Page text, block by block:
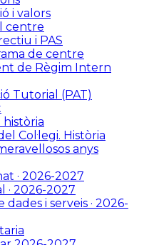
i valors
centre
i PAS
de centre
de Règim Intern
Tutorial (PAT)
història
Col·legi. Història
anys
· 2026-2027
· 2026-2027
i serveis · 2026-